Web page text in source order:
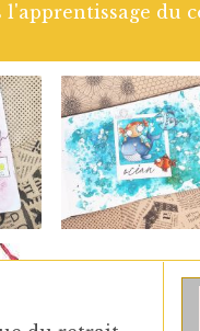
à l'aquarelle
cliquant sur le lien